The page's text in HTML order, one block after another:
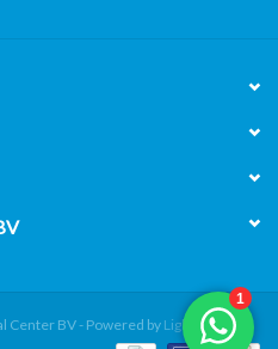
Center BV - Powered by Lightspeed